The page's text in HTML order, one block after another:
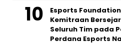
Esports
Kemitraan
Seluruh Tim pada
Perdana Esports